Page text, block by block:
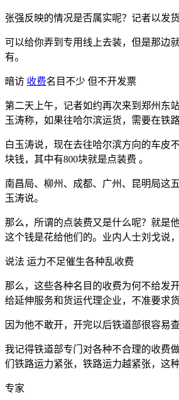
张强反映的情况是否属实呢？记者以发
可以给你弄到专用线上去装，但是那边
有。
暗访 收费名目不少 但不开发票
第二天上午，记者如约再次来到郑州东
玉涛称，如果往哈尔滨运货，需要在铁
白玉涛说，现在去往哈尔滨方向的车皮
块钱，其中有800块就是点装费 。
南昌局、柳州、成都、广州、昆明局这
玉涛说。
那么，所谓的点装费又是什么呢？就是
这个钱是花给他们的。业内人士刘戈说
说法 运力不足催生各种乱收费
那么，这些各种名目的收费为何不给发
给延伸服务和货运代理企业，不准要求
因为他不敢开，开完以后铁道部很容易
我记得铁道部专门对各种不合理的收费
们铁路运力紧张，铁路运力越紧张，这
专家